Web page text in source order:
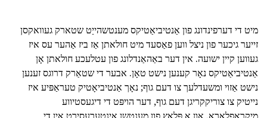
מיט די דערפינדונג פון אַנטיביאַטיקס מענטשהייַט שטארק געוואקסן
זייער גיכער פון ניצל ווען פאַסעד מיט חולאתן אַז ביז אַהער עס איז
געווען קיין ישועה. אין דער באַהאַנדלונג פון עטלעכע חולאתן אָן
אַנטיביאַטיקס נאָר קענען נישט טאָן. אבער די שטאַרק דרוגס זענען
נישט אַזוי ומשעדלעך צו דעם גוף; נאָך אַנטיביאָטיק טעראַפּיע איז
נייטיק צו צוריקקריגן דעם גוף, דער הויפּט די דיגעסטיווע